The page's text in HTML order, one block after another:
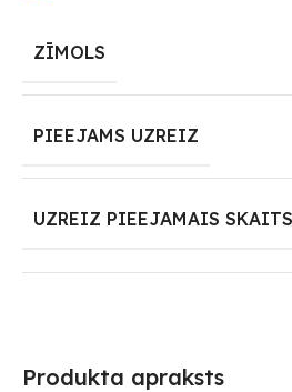
Produkta apraksts
ZĪMOLS
PIEEJAMS UZREIZ
UZREIZ PIEEJAMAIS SKAITS